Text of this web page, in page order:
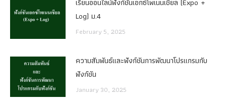
เรียนออนไลน์ฟังก์ชันเอกซ์โพเนนเชียล (Expo +
Log) ม.4
February 5, 2025
ความสัมพันธ์และฟังก์ชันการพัฒนาโปรแกรมกับ
ฟังก์ชัน
January 30, 2025